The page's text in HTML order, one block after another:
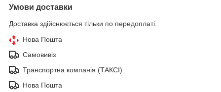
Умови доставки
Доставка здійснюється тільки по передоплаті.
Нова Пошта
Самовивіз
Транспортна компанія (ТАКСІ)
Нова Пошта